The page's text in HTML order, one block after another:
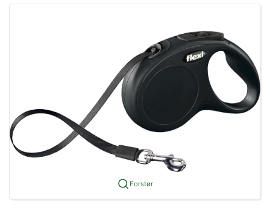
Forstør